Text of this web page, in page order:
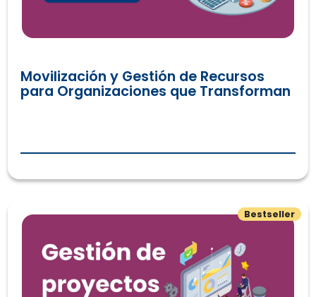
Movilización y Gestión de Recursos
para Organizaciones que Transforman
Bestseller
De la estrategia a la acción: gestión de proyectos de